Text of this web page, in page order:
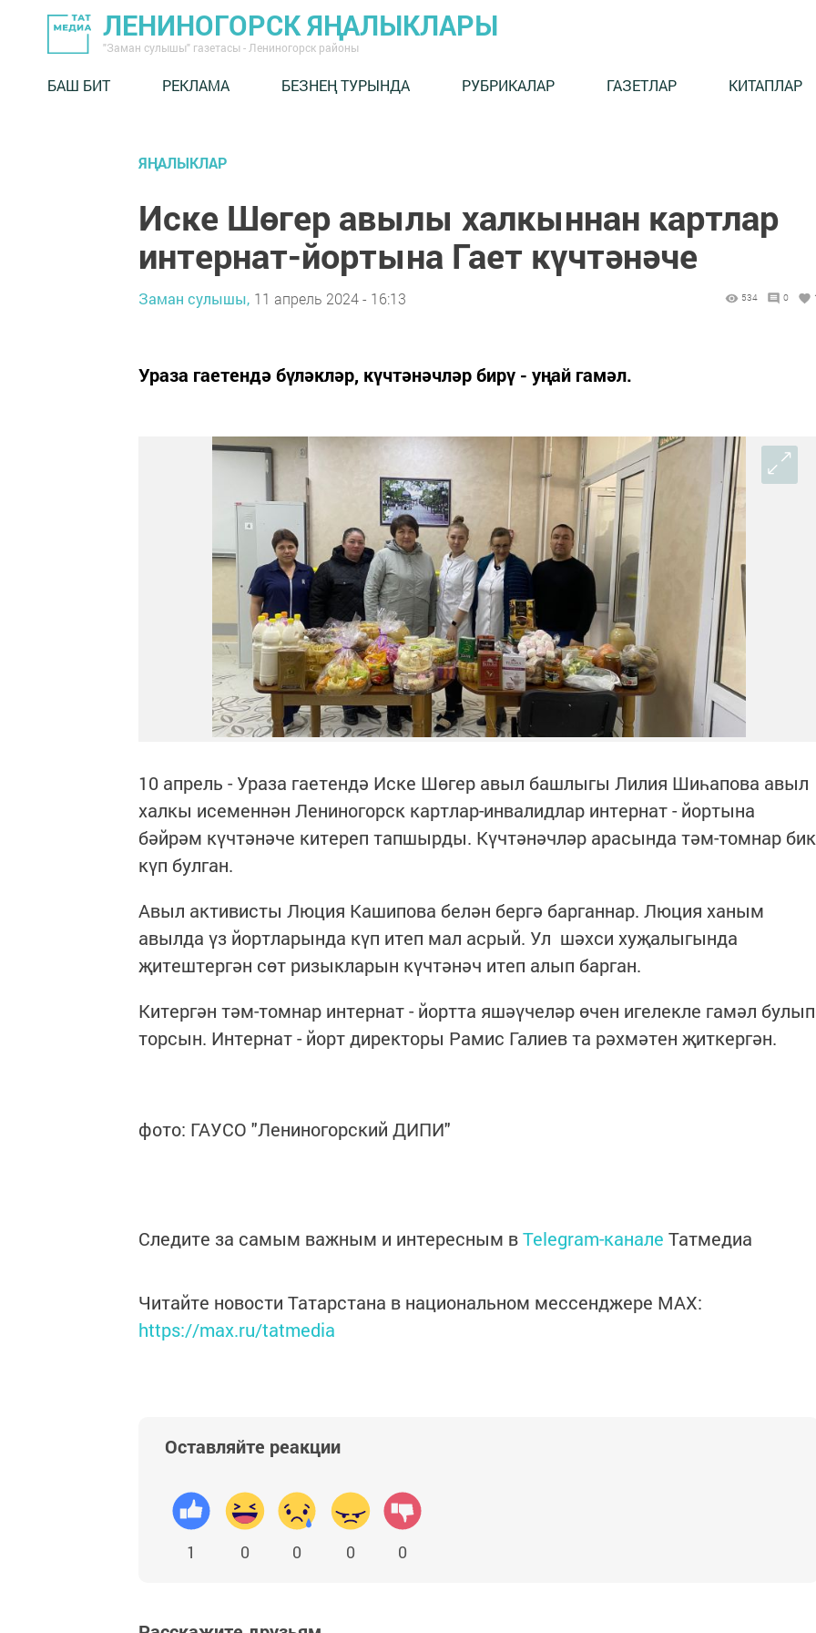
ЛЕНИНОГОРСК ЯҢАЛЫКЛАРЫ
"Заман сулышы" газетасы - Лениногорск районы
БАШ БИТ РЕКЛАМА БЕЗНЕҢ ТУРЫНДА РУБРИКАЛАР ГАЗЕТЛАР КИТАПЛАР
ЯҢАЛЫКЛАР
Иске Шөгер авылы халкыннан картлар
интернат-йортына Гает күчтәнәче
Заман сулышы, 11 апрель 2024 - 16:13 534 0
Ураза гаетендә бүләкләр, күчтәнәчләр бирү - уңай гамәл.
10 апрель - Ураза гаетендә Иске Шөгер авыл башлыгы Лилия Шиһапова авыл
халкы исеменнән Лениногорск картлар-инвалидлар интернат - йортына
бәйрәм күчтәнәче китереп тапшырды. Күчтәнәчләр арасында тәм-томнар бик
күп булган.
Авыл активисты Люция Кашипова белән бергә барганнар. Люция ханым
авылда үз йортларында күп итеп мал асрый. Ул шәхси хуҗалыгында
җитештергән сөт ризыкларын күчтәнәч итеп алып барган.
Китергән тәм-томнар интернат - йортта яшәүчеләр өчен игелекле гамәл булып
торсын. Интернат - йорт директоры Рамис Галиев та рәхмәтен җиткергән.
фото: ГАУСО "Лениногорский ДИПИ"
Следите за самым важным и интересным вTelegram-канале Татмедиа
Читайте новости Татарстана в национальном мессенджере MАХ:
https://max.ru/tatmedia
Оставляйте реакции
1 0 0 0 0